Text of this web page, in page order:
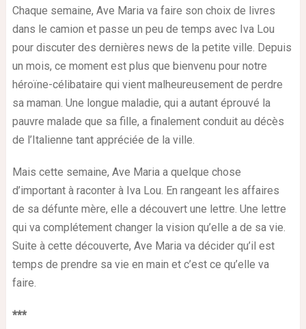
Chaque semaine, Ave Maria va faire son choix de livres
dans le camion et passe un peu de temps avec Iva Lou
pour discuter des dernières news de la petite ville. Depuis
un mois, ce moment est plus que bienvenu pour notre
héroïne-célibataire qui vient malheureusement de perdre
sa maman. Une longue maladie, qui a autant éprouvé la
pauvre malade que sa fille, a finalement conduit au décès
de l’Italienne tant appréciée de la ville.
Mais cette semaine, Ave Maria a quelque chose
d’important à raconter à Iva Lou. En rangeant les affaires
de sa défunte mère, elle a découvert une lettre. Une lettre
qui va complétement changer la vision qu’elle a de sa vie.
Suite à cette découverte, Ave Maria va décider qu’il est
temps de prendre sa vie en main et c’est ce qu’elle va
faire.
***